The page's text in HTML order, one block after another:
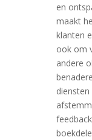
en
maakt
klanten
ook om
andere